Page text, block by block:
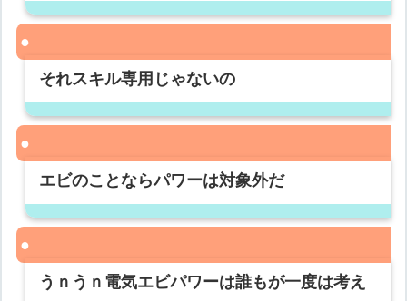
それスキル専用じゃないの
エビのことならパワーは対象外だ
うｎうｎ電気エビパワーは誰もが一度は考え